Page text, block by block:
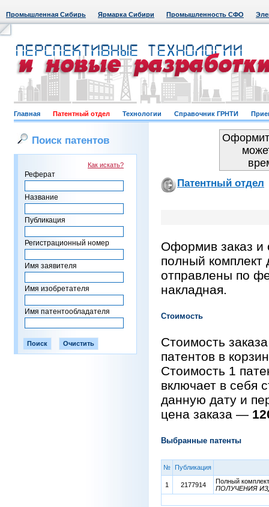
Промышленная Сибирь Ярмарка Сибири Промышленность СФО
Главная Патентный отдел Технологии Справочник ГРНТИ
Поиск патентов
Как искать?
Реферат
Название
Публикация
Регистрационный номер
Имя заявителя
Имя изобретателя
Имя патентообладателя
Патентный отдел
Оформив заказ и
полный комплект
отправлены по
накладная.
Стоимость
Стоимость
патентов в
Стоимость 1
включает в себя
данную дату и
цена заказа —
Выбранные патенты
№ Публикация
1 2177914
Полный
ПОЛУЧЕНИЯ